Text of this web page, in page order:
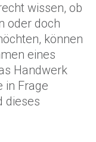
wissen, ob
oder doch
können
eines
Handwerk
in Frage
dieses